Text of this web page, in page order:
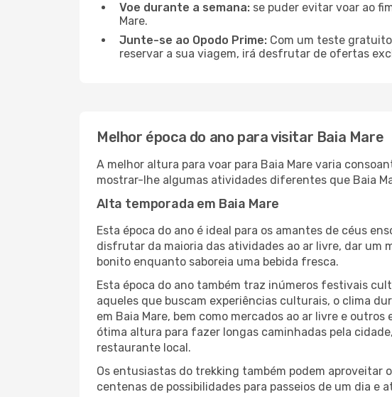
Voe durante a semana: se puder evitar voar ao
Mare.
Junte-se ao Opodo Prime: Com um teste
reservar a sua viagem, irá desfrutar de ofertas
Melhor época do ano para visitar Baia Mare
A melhor altura para voar para Baia Mare varia
mostrar-lhe algumas atividades diferentes que Baia
Alta temporada em Baia Mare
Esta época do ano é ideal para os amantes de céus
disfrutar da maioria das atividades ao ar livre, dar um
bonito enquanto saboreia uma bebida fresca.
Esta época do ano também traz inúmeros festivais
aqueles que buscam experiências culturais, o clima
em Baia Mare, bem como mercados ao ar livre e
ótima altura para fazer longas caminhadas pela
restaurante local.
Os entusiastas do trekking também podem aproveitar
centenas de possibilidades para passeios de um dia e